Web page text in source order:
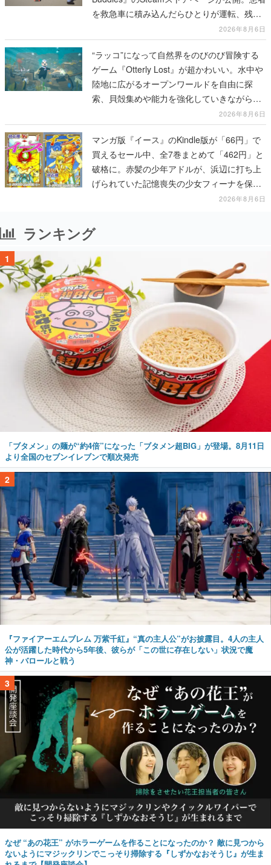
を救急車に積み込んだらひとりが運転、残り
2026年8月6日
“ラッコ”になって自然界をのびのび冒険する
ゲーム『Otterly Lost』が超かわいい。水中や
陸地に広がるオープンワールドを自由に探
索、貝殻集めや能力を強化していきながら、
2026年8月6日
マンガ版『イース』のKindle版が「66円」で
買えるセール中、全7巻まとめて「462円」と
破格に。赤髪の少年アドルが、浜辺に打ち上
げられていた記憶喪失の少女フィーナを保護
2026年8月6日
ランキング
1
「ブタメン」の麺が“約4倍”になった「ブタメン超BIG」が登場。8月11日
より全国のセブンイレブンで順次発売
2
『ファイアーエムブレム 万紫千紅』“真の主人公”がお披露目。4人の主人
公が活躍した時代から5年後、彼らが「この世に存在しない」状況で魔
神・バロールと戦う
3
なぜ “あの花王” がホラーゲームを作ることになったのか？ 敵に見つから
ないようにマジックリンでこっそり掃除する『しずかなおそうじ』が生ま